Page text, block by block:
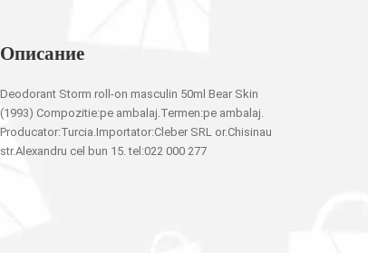
Описание
Deodorant Storm roll-on masculin 50ml Bear Skin
(1993) Compozitie:pe ambalaj.Termen:pe ambalaj.
Producator:Turcia.Importator:Cleber SRL or.Chisinau
str.Alexandru cel bun 15. tel:022 000 277